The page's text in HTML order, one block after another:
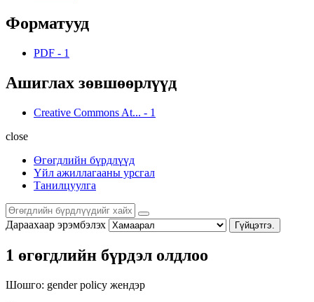
Форматууд
PDF - 1
Ашиглах зөвшөөрлүүд
Creative Commons At... - 1
close
Өгөгдлийн бүрдлүүд
Үйл ажиллагааны урсгал
Танилцуулга
Дараахаар эрэмбэлэх Гүйцэтгэ.
1 өгөгдлийн бүрдэл олдлоо
Шошго: gender policy жендэр